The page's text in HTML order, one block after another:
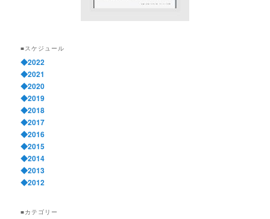
■スケジュール
◆2022
◆2021
◆2020
◆2019
◆2018
◆2017
◆2016
◆2015
◆2014
◆2013
◆2012
■カテゴリー